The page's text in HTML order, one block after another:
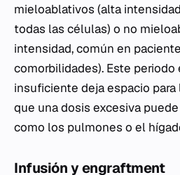
mieloablativos (alta
todas las células) o no
intensidad, común en
comorbilidades). Este
insuficiente deja espacio para
que una dosis excesiva
como los pulmones o el
Infusión y engraftment